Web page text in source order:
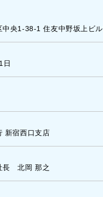
中央1-38-1 住友中野坂上ビ
日
新宿西口支店
長 北岡 那之